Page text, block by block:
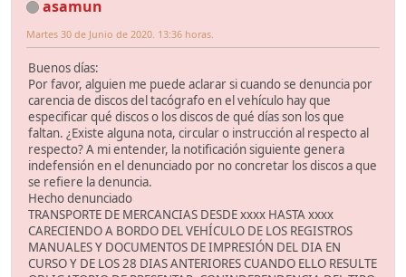
asamun
Martes 30 de Junio de 2020. 13:36 horas.
Buenos días:
Por favor, alguien me puede aclarar si cuando se denuncia por
carencia de discos del tacógrafo en el vehículo hay que
especificar qué discos o los discos de qué días son los que
faltan. ¿Existe alguna nota, circular o instrucción al respecto al
respecto? A mi entender, la notificación siguiente genera
indefensión en el denunciado por no concretar los discos a que
se refiere la denuncia.
Hecho denunciado
TRANSPORTE DE MERCANCIAS DESDE xxxx HASTA xxxx
CARECIENDO A BORDO DEL VEHÍCULO DE LOS REGISTROS
MANUALES Y DOCUMENTOS DE IMPRESIÓN DEL DIA EN
CURSO Y DE LOS 28 DIAS ANTERIORES CUANDO ELLO RESULTE